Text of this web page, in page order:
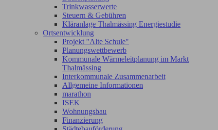
Trinkwasserwerte
Steuern & Gebühren
Kläranlage Thalmässing Energiestudie
Ortsentwicklung
Projekt "Alte Schule"
Planungswettbewerb
Kommunale Wärmeleitplanung im Markt
Thalmässing
Interkommunale Zusammenarbeit
Allgemeine Informationen
marathon
ISEK
Wohnungsbau
Finanzierung